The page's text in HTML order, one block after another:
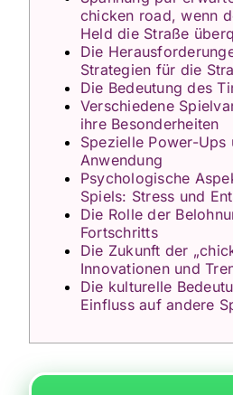
chicken road, wenn
Held die Straße
Die
Strategien für die
Die Bedeutung des
Verschiedene
ihre Besonderheiten
Spezielle Power-Ups
Anwendung
Psychologische
Spiels: Stress und
Die Rolle der
Fortschritts
Die Zukunft der
Innovationen und
Die kulturelle
Einfluss auf andere